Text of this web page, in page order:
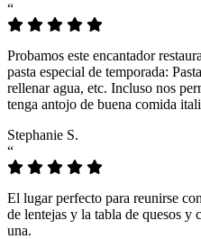
“
Probamos este encantador
pasta especial de temporada:
rellenar agua, etc. Incluso nos
tenga antojo de buena comida
Stephanie S.
“
El lugar perfecto para reunirse
de lentejas y la tabla de quesos y
una.